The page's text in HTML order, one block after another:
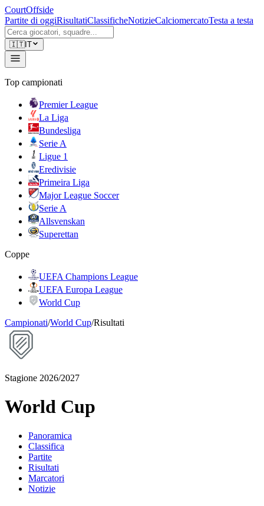
CourtOffside
Partite di oggiRisultatiClassificheNotizieCalciomercatoTesta a testa
🇮🇹IT
Top campionati
Premier League
La Liga
Bundesliga
Serie A
Ligue 1
Eredivisie
Primeira Liga
Major League Soccer
Serie A
Allsvenskan
Superettan
Coppe
UEFA Champions League
UEFA Europa League
World Cup
Campionati/World Cup/Risultati
Stagione 2026/2027
World Cup
Panoramica
Classifica
Partite
Risultati
Marcatori
Notizie